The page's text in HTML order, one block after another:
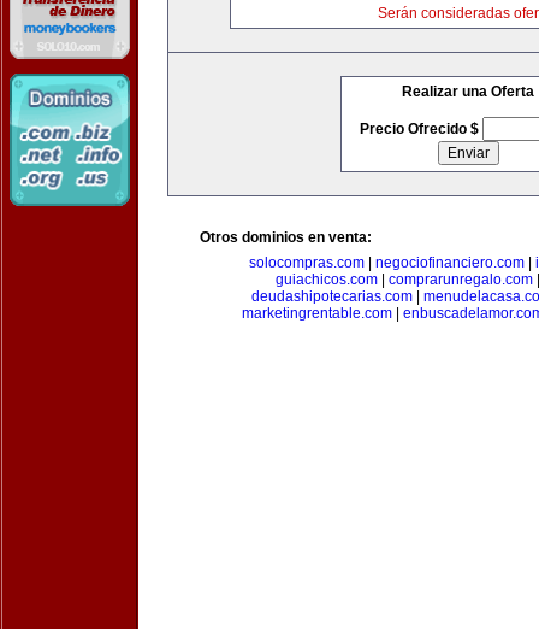
Serán consideradas
Realizar una Oferta
Precio Ofrecido $
Otros dominios en venta:
solocompras.com| negociofinanciero.com|
guiachicos.com
comprarunregalo.com
deudashipotecarias.com|
marketingrentable.com|